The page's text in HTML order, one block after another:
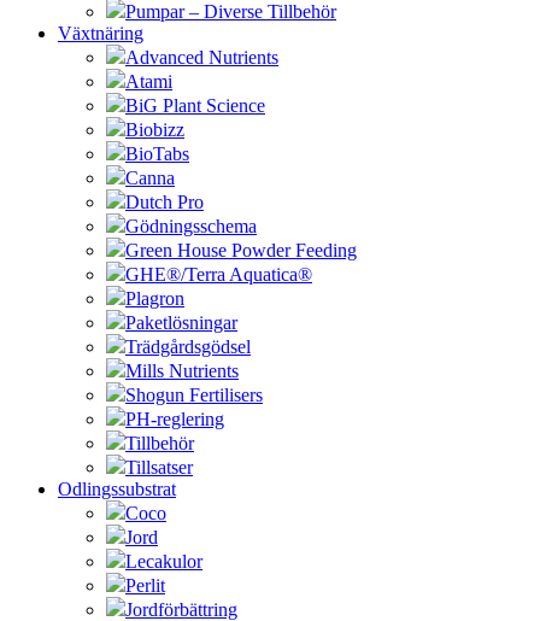
Pumpar – Diverse Tillbehör
Växtnäring
Advanced Nutrients
Atami
BiG Plant Science
Biobizz
BioTabs
Canna
Dutch Pro
Gödningsschema
Green House Powder Feeding
GHE®/Terra Aquatica®
Plagron
Paketlösningar
Trädgårdsgödsel
Mills Nutrients
Shogun Fertilisers
PH-reglering
Tillbehör
Tillsatser
Odlingssubstrat
Coco
Jord
Lecakulor
Perlit
Jordförbättring